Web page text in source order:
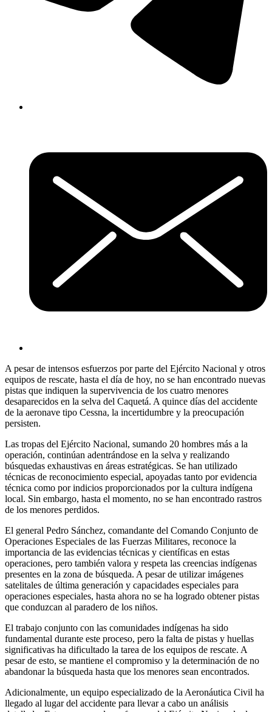
A pesar de intensos esfuerzos por parte del Ejército Nacional y otros
equipos de rescate, hasta el día de hoy, no se han encontrado nuevas
pistas que indiquen la supervivencia de los cuatro menores
desaparecidos en la selva del Caquetá. A quince días del accidente
de la aeronave tipo Cessna, la incertidumbre y la preocupación
persisten.
Las tropas del Ejército Nacional, sumando 20 hombres más a la
operación, continúan adentrándose en la selva y realizando
búsquedas exhaustivas en áreas estratégicas. Se han utilizado
técnicas de reconocimiento especial, apoyadas tanto por evidencia
técnica como por indicios proporcionados por la cultura indígena
local. Sin embargo, hasta el momento, no se han encontrado rastros
de los menores perdidos.
El general Pedro Sánchez, comandante del Comando Conjunto de
Operaciones Especiales de las Fuerzas Militares, reconoce la
importancia de las evidencias técnicas y científicas en estas
operaciones, pero también valora y respeta las creencias indígenas
presentes en la zona de búsqueda. A pesar de utilizar imágenes
satelitales de última generación y capacidades especiales para
operaciones especiales, hasta ahora no se ha logrado obtener pistas
que conduzcan al paradero de los niños.
El trabajo conjunto con las comunidades indígenas ha sido
fundamental durante este proceso, pero la falta de pistas y huellas
significativas ha dificultado la tarea de los equipos de rescate. A
pesar de esto, se mantiene el compromiso y la determinación de no
abandonar la búsqueda hasta que los menores sean encontrados.
Adicionalmente, un equipo especializado de la Aeronáutica Civil ha
llegado al lugar del accidente para llevar a cabo un análisis